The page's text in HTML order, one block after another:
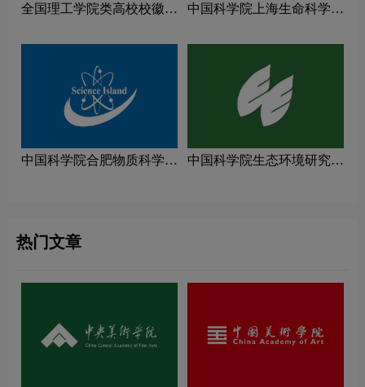
全国理工学院类高校校徽设
中国科学院上海生命科学研
中国科学院合肥物质科学研
中国科学院生态环境研究中
热门文章